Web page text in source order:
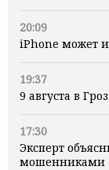
20:09
iPhone может
19:37
9 августа в
17:30
Эксперт
мошенниками